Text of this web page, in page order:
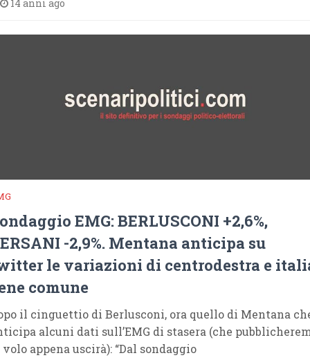
14 anni ago
EMG: BERLUSCONI +2,6%,
-2,9%. Mentana anticipa su
le variazioni di centrodestra e
comune
il cinguettio di Berlusconi, ora quello di Mentana
alcuni dati sull’EMG di stasera (che
appena uscirà): “Dal sondaggio